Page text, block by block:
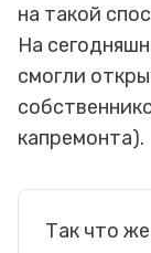
на такой
На
смогли
капремонта).
Так что